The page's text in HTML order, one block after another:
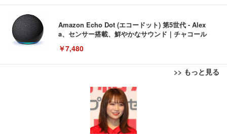
Amazon Echo Dot (エコードット) 第5世代 - Alex
a、センサー搭載、鮮やかなサウンド｜チャコール
￥7,480
>> もっと見る
[EdoErgo] オフィスチェア 椅子 テレワーク 疲れな
い 跳ね上げ式アームレスト コンパクト 約105度ロッ
キング pc 事務椅子 360度回転 座面昇降 強化ナイロ
ン樹脂ベース 通気性メッシュ 在宅ワーク H-WY01
(黒網+黒枠+黒足)
EIZO ビジネス向けプレミアムモニター | FlexScan
EV3240X-WT | 31.5型4K UHD・USB Type-C・ホワ
￥105,595
Amazonベーシック ペットシーツ 薄型 レギュラー 1
回使い捨て 無香料 ホワイト 300枚